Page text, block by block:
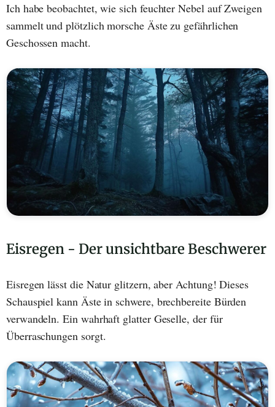
Ich habe beobachtet, wie sich feuchter Nebel auf Zweigen
sammelt und plötzlich morsche Äste zu gefährlichen
Geschossen macht.
Eisregen - Der unsichtbare Beschwerer
Eisregen lässt die Natur glitzern, aber Achtung! Dieses
Schauspiel kann Äste in schwere, brechbereite Bürden
verwandeln. Ein wahrhaft glatter Geselle, der für
Überraschungen sorgt.